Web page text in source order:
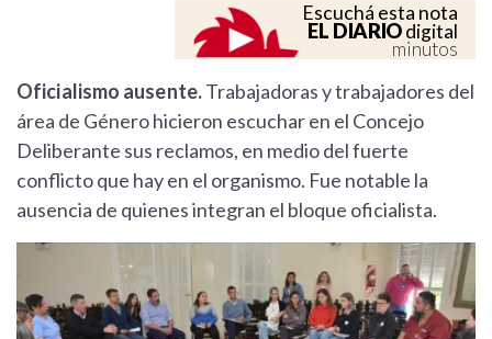
Escuchá esta nota
EL DIARIOdigital
minutos
Oficialismo ausente.Trabajadoras y trabajadores del
área de Género hicieron escuchar en el Concejo
Deliberante sus reclamos, en medio del fuerte
conflicto que hay en el organismo. Fue notable la
ausencia de quienes integran el bloque oficialista.